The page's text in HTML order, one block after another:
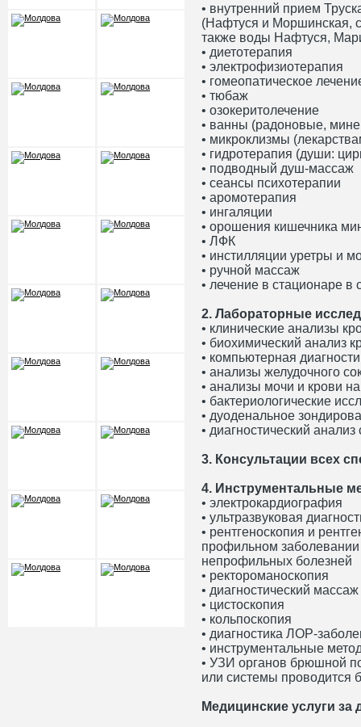
• внутренний прием
(Нафтуся и Моршинская,
также воды Нафтуся,
• диетотерапия
• электрофизиотерапия
• гомеопатическое
• тюбаж
• озокеритолечение
• ванны (радоновые,
• микроклизмы
• гидротерапия (души:
• подводный душ-массаж
• сеансы психотерапии
• аромотерапия
• ингаляции
• орошения кишечника
• ЛФК
• инстилляции уретры и
• ручной массаж
• лечение в стационаре в
2. Лабораторные
• клинические анализы
• биохимический анализ
• компьютерная
• анализы желудочного
• анализы мочи и крови
• бактериологические
• дуоденальное
• диагностический
3. Консультации всех
4. Инструментальные
• электрокардиография
• ультразвуковая
• рентгеноскопия и
профильном
непрофильных болезней
• ректороманоскопия
• диагностический
• цистоскопия
• кольпоскопия
• диагностика ЛОР-
• инструментальные
• УЗИ органов брюшной
или системы проводится
Медицинские услуги